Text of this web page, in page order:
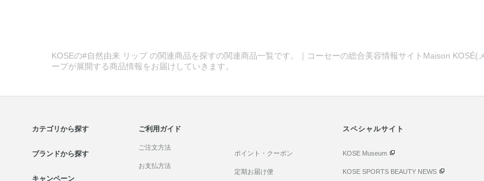
KOSEの#自然由来 リップ の関連商品を探すの関連商品一覧です。｜コーセーの総合美容情報サイトMaison
ープが展開する商品情報をお届けしていきます。
カテゴリから探す
ブランドから探す
キャンペーン
ご利用ガイド
ご注文方法
お支払方法
ポイント・クーポン
定期お届け便
スペシャルサイト
KOSE Museum
KOSE SPORTS BEAUTY NEWS